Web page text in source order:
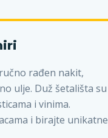
rađen nakit,
ulje. Duž šetališta su
i vinima.
i birajte unikatne